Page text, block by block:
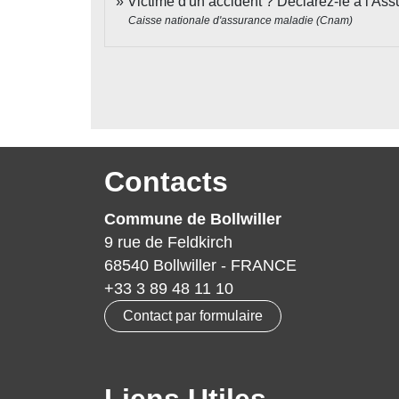
Caisse nationale d'assurance maladie (Cnam)
Contacts
Commune de Bollwiller
9 rue de Feldkirch
68540 Bollwiller - FRANCE
+33 3 89 48 11 10
Contact par formulaire